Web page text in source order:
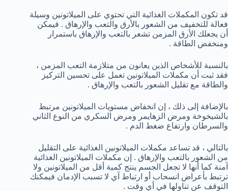
قد تكون المكملات الغذائية التي تحتوي على الميلاتونين وسيلة
فعالة للتخفيف من الشعور بالأرق والتعب والإرهاق . فيمكن
أن يجعلك الأرق المزمن تشعر بالتعب والإرهاق باستمرار
ومنخفض الطاقة .
بالنسبة للأشخاص الذين يعانون من متلازمة التعب المزمن ،
فقد ثبت أن مكملات الميلاتونين تعمل على تحسين التركيز
والطاقة مع تقليل الشعور بالتعب والإرهاق .
بالإضافة إلى ذلك ، إن انخفاض مستويات الميلاتونين مرتبط
بالشيخوخة ومرض الزهايمر ومرض السكري من النوع الثاني
والسرطان وارتفاع ضغط الدم .
بالتالي ، قد تساعد مكملات الميلاتونين الغذائية على التقليل
من الشعور بالتعب والإرهاق . إن مكملات الميلاتونين الغذائية
آمنة كما أنها لا تجعل الجسم ينتج كمية أقل من الميلاتونين ولا
ترتبط بأعراض انسحاب أو ارتباط آي لا تسبب الإدمان فيمكنك
التوقف عن تناولها في أي وقت .